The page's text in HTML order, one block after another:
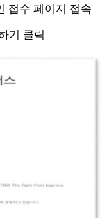
접수 페이지 접속
기 클릭